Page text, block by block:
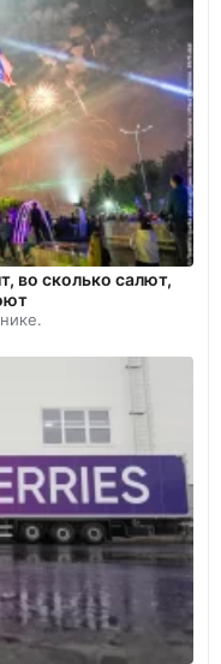
во сколько салют,